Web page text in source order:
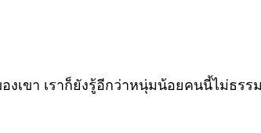
งเขา เราก็ยังรู้อีกว่าหนุ่มน้อยคนนี้ไม่ธร